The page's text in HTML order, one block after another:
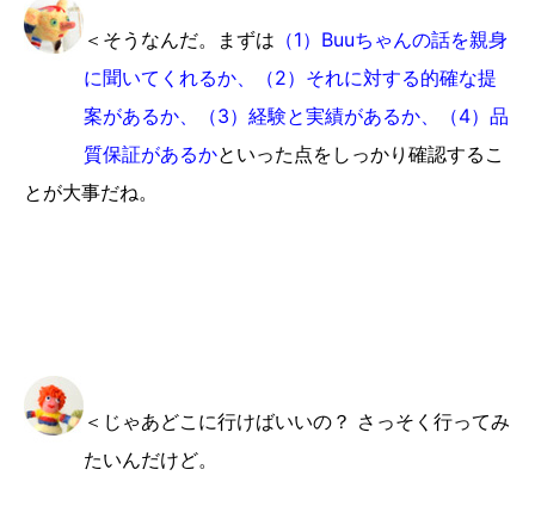
＜そうなんだ。まずは （1）Buuちゃんの話を親身
に聞いてくれるか、（2）それに対する的確な提
案があるか、（3）経験と実績があるか、（4）品
質保証があるかといった点をしっかり確認するこ
とが大事だね。
＜じゃあどこに行けばいいの？ さっそく行ってみ
たいんだけど。